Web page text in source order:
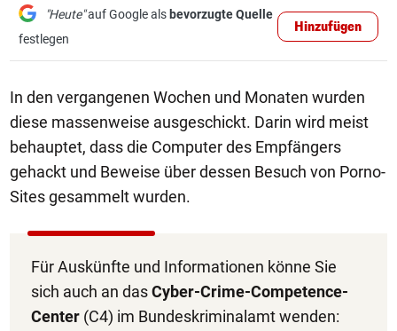
"Heute"auf Google als bevorzugte Quelle
festlegen
Hinzufügen
In den vergangenen Wochen und Monaten wurden
diese massenweise ausgeschickt. Darin wird meist
behauptet, dass die Computer des Empfängers
gehackt und Beweise über dessen Besuch von Porno-
Sites gesammelt wurden.
Für Auskünfte und Informationen könne Sie
sich auch an dasCyber-Crime-Competence-
Center (C4) im Bundeskriminalamt wenden: